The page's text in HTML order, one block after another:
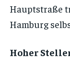
Hauptstraße
Hamburg
Hoher